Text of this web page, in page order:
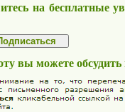
на бесплатные
вы можете обсудить